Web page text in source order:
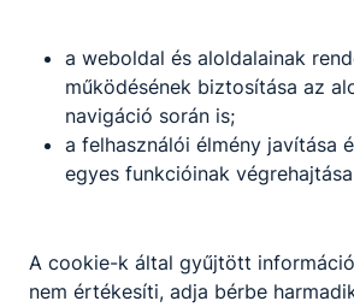
A Dunaújvárosi
a weboldal és aloldalainak
működésének biztosítása az
navigáció során is;
a felhasználói élmény javítása
egyes funkcióinak
A cookie-k által gyűjtött
nem értékesíti, adja bérbe